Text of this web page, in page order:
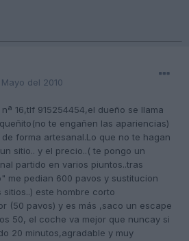
del 2010
16,tlf 915254454,el dueño se llama
te engañen las apariencias)
forma artesanal.Lo que no te hagan
sitio.. y el precio..( te pongo un
partido en varios piuntos..tras
me pedian 600 pavos y sustitucion
este hombre corto
(50 pavos) y es más ,saco un escape
50, el coche va mejor que nuncay si
20 minutos,agradable y muy